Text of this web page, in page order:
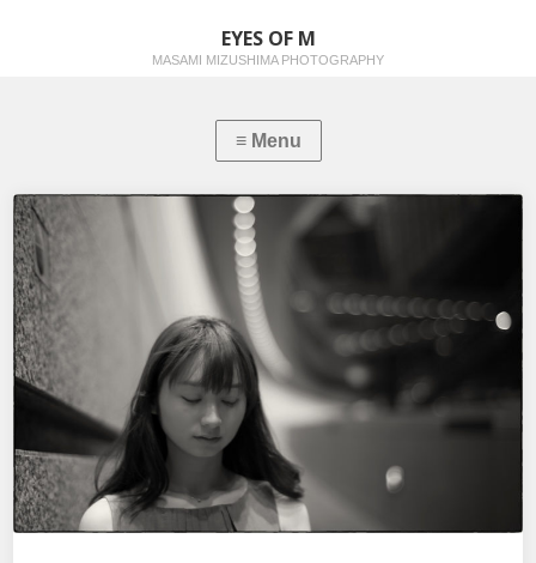
EYES OF M
MASAMI MIZUSHIMA PHOTOGRAPHY